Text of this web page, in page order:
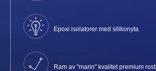
Epoxi isolatorer med silikonyta
Ram av "marin" kvalitet premium